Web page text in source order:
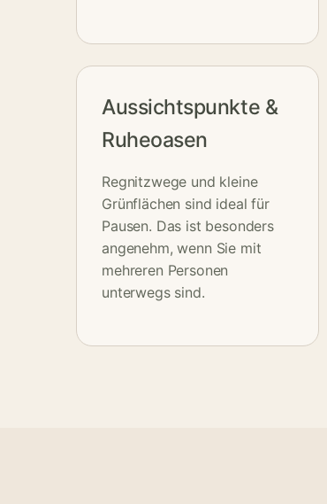
Aussichtspunkte &
Ruheoasen
Regnitzwege und kleine
Grünflächen sind ideal für
Pausen. Das ist besonders
angenehm, wenn Sie mit
mehreren Personen
unterwegs sind.